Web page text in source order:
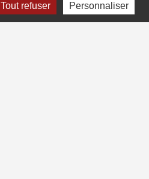
Tout refuser Personnaliser